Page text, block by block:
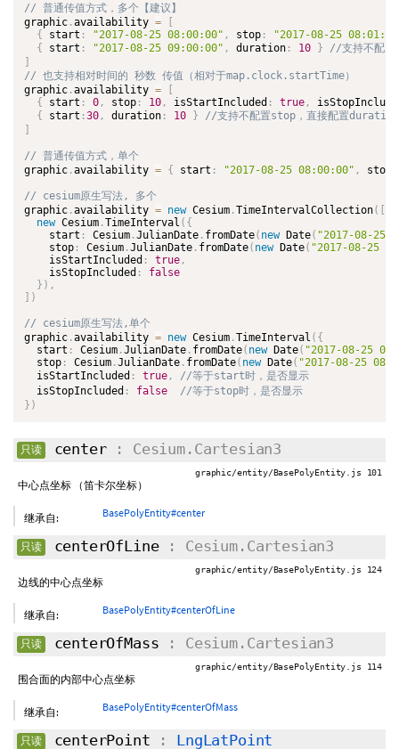
graphic .availability =
{
start : "2017-08-25 08:00:00" , stop :
"2017-08-25
{
start : "2017-08-25 09:00:00" , duration : 10
}
graphic .availability =
{
start : 0 , stop : 10 , isStartIncluded : true ,
{
start :30 , duration : 10
}
graphic .availability = { start : "2017-08-25 08:00:00" , stop
graphic .availability = new Cesium .TimeIntervalCollection(
new Cesium .TimeInterval ( {
    start
: Cesium .JulianDate . fromDate( new Date( "2017-08-25
    stop
: Cesium .JulianDate . fromDate( new Date( "2017-08-25
    isStartIncluded
: true ,
    isStopIncluded
:
false
} ) ,
)
graphic .availability = new Cesium .TimeInterval ( {
  start
: Cesium .JulianDate . fromDate( new Date( "2017-08-25
  stop
: Cesium .JulianDate . fromDate( new Date( "2017-08-25
  isStartIncluded
: true ,
  isStopIncluded
: false
} )
只读 center: Cesium.Cartesian3
graphic/entity/BasePolyEntity.js 101
中心点坐标 （笛卡尔坐标）
继承自: BasePolyEntity#center
只读 centerOfLine: Cesium.Cartesian3
graphic/entity/BasePolyEntity.js 124
边线的中心点坐标
继承自: BasePolyEntity#centerOfLine
只读 centerOfMass : Cesium.Cartesian3
graphic/entity/BasePolyEntity.js 114
围合面的内部中心点坐标
继承自: BasePolyEntity#centerOfMass
只读 centerPoint : LngLatPoint